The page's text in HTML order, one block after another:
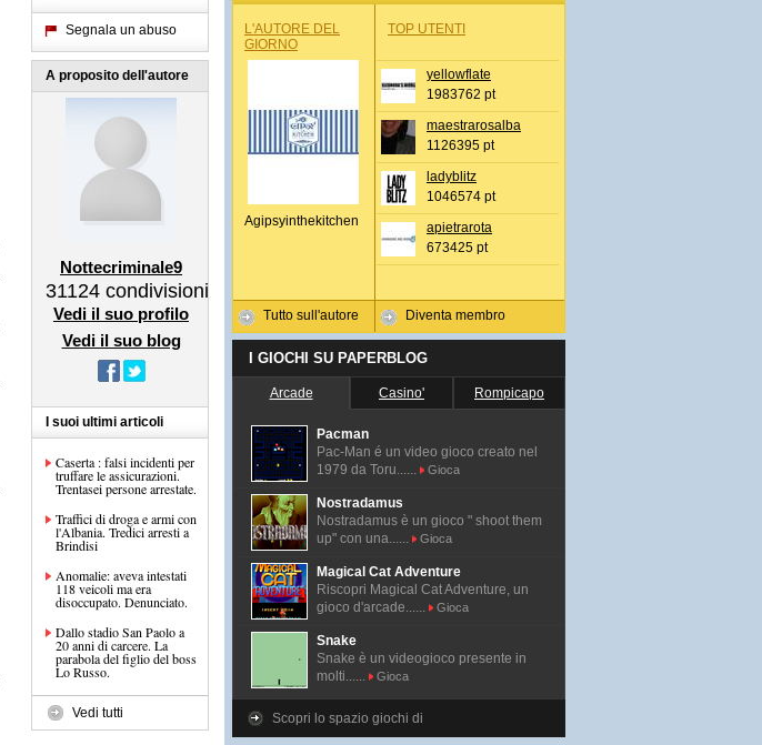
Segnala un abuso
A proposito dell'autore
Nottecriminale9
31124 condivisioni
Vedi il suo profilo
Vedi il suo blog
I suoi ultimi articoli
Caserta : falsi incidenti per
truffare le assicurazioni.
Trentasei persone arrestate.
Traffici di droga e armi con
l'Albania. Tredici arresti a
Brindisi
Anomalie: aveva intestati
118 veicoli ma era
disoccupato. Denunciato.
Dallo stadio San Paolo a
20 anni di carcere. La
parabola del figlio del boss
Lo Russo.
Vedi tutti
L'AUTORE DEL
GIORNO
Agipsyinthekitchen
Tutto sull'autore
TOP UTENTI
yellowflate
1983762 pt
maestrarosalba
1126395 pt
ladyblitz
1046574 pt
apietrarota
673425 pt
Diventa membro
I GIOCHI SU PAPERBLOG
Arcade Casino' Rompicapo
Pacman
Pac-Man é un video gioco creato nel
1979 da Toru......
Gioca
Nostradamus
Nostradamus è un gioco " shoot them
up" con una......
Gioca
Magical Cat Adventure
Riscopri Magical Cat Adventure, un
gioco d'arcade......
Gioca
Snake
Snake è un videogioco presente in
molti......
Gioca
Scopri lo spazio giochi di